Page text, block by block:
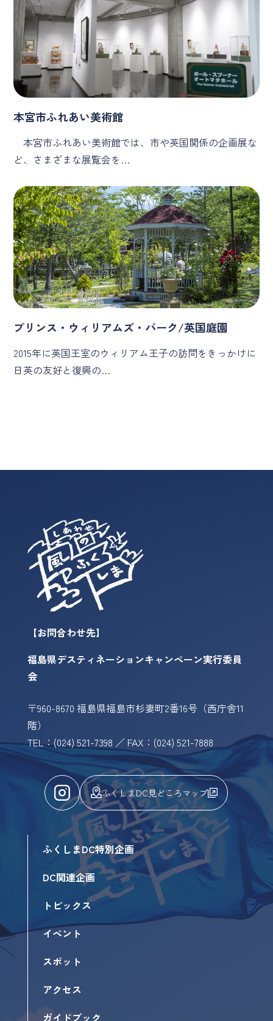
本宮市ふれあい美術館
本宮市ふれあい美術館では、市や英国関係の企画展な
ど、さまざまな展覧会を…
プリンス・ウィリアムズ・パーク/英国庭園
2015年に英国王室のウィリアム王子の訪問をきっかけに
日英の友好と復興の…
【お問合わせ先】
福島県デスティネーションキャンペーン実行委員
会
〒960-8670 福島県福島市杉妻町2番16号（西庁舎11
階）
TEL：(024) 521-7398 ／ FAX：(024) 521-7888
ふくしまDC見どころマップ
ふくしまDC特別企画
DC関連企画
トピックス
イベント
スポット
アクセス
ガイドブック